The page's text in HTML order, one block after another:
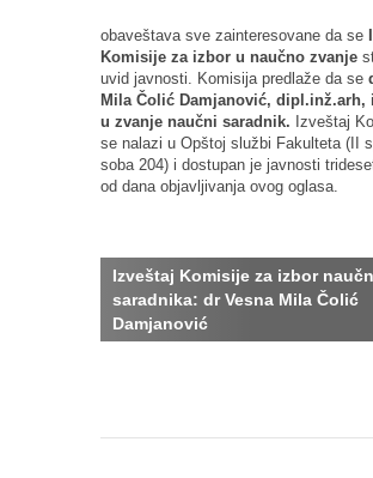
obaveštava sve zainteresovane da se
Komisije za izbor u naučno zvanje
uvid javnosti. Komisija predlaže da se
Mila Čolić Damjanović, dipl.inž.arh,
u zvanje naučni saradnik. Izveštaj
se nalazi u Opštoj službi Fakulteta (II
soba 204) i dostupan je javnosti
od dana objavljivanja ovog oglasa.
Izveštaj Komisije za izbor
saradnika: dr Vesna Mila Čolić
Damjanović